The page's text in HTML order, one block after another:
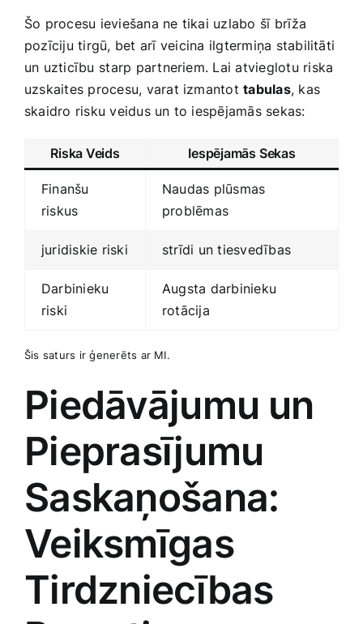
Šo procesu ieviešana ne tikai uzlabo ⁤šī brīža
pozīciju tirgū, bet arī⁢ veicina ilgtermiņa stabilitāti
un uzticību⁢ starp partneriem. Lai atvieglotu riska
uzskaites procesu, varat izmantottabulas, kas⁤
skaidro risku veidus un to iespējamās sekas:
Riska Veids Iespējamās Sekas
Finanšu
riskus
Naudas plūsmas
problēmas
juridiskie riski strīdi un tiesvedības
Darbinieku
riski
Augsta darbinieku
rotācija
Šis saturs ir ģenerēts ar MI.
Piedāvājumu⁤ un
Pieprasījumu
Saskaņošana:
Veiksmīgas
Tirdzniecības